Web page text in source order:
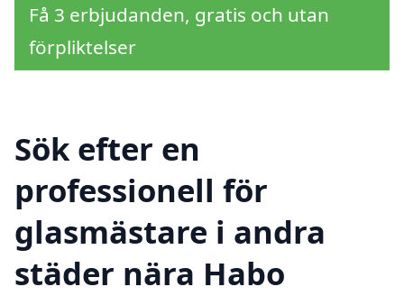
Få 3 erbjudanden, gratis och utan
förpliktelser
Sök efter en
professionell för
glasmästare i andra
städer nära Habo